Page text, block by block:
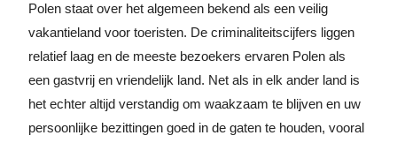
Polen staat over het algemeen bekend als een veilig
vakantieland voor toeristen. De criminaliteitscijfers liggen
relatief laag en de meeste bezoekers ervaren Polen als
een gastvrij en vriendelijk land. Net als in elk ander land is
het echter altijd verstandig om waakzaam te blijven en uw
persoonlijke bezittingen goed in de gaten te houden, vooral